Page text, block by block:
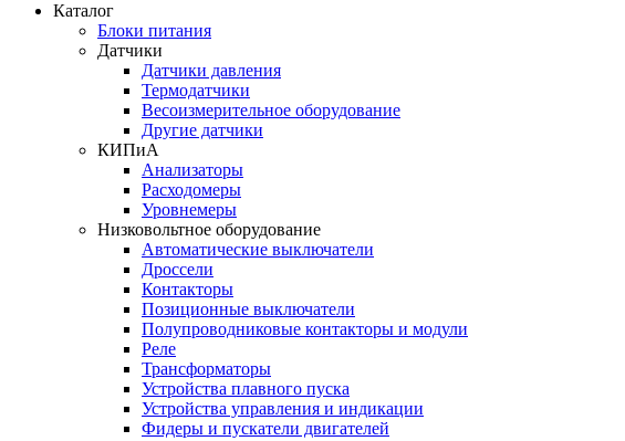
Каталог
Блоки питания
Датчики
Датчики давления
Термодатчики
Весоизмерительное оборудование
Другие датчики
КИПиА
Анализаторы
Расходомеры
Уровнемеры
Низковольтное оборудование
Автоматические выключатели
Дроссели
Контакторы
Позиционные выключатели
Полупроводниковые контакторы и модули
Реле
Трансформаторы
Устройства плавного пуска
Устройства управления и индикации
Фидеры и пускатели двигателей